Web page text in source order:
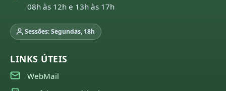
08h às 12h e 13h às 17h
Sessões: Segundas, 18h
LINKS ÚTEIS
WebMail